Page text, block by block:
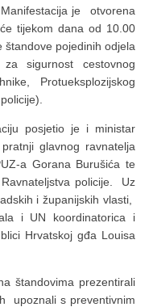
je otvorena
tijekom dana od 10.00
pojedinih odjela
sigurnost cestovnog
Protueksplozijskog
posjetio je i ministar
glavnog ravnatelja
a Gorana Burušića te
policije. Uz
i županijskih vlasti,
i UN koordinatorica i
Hrvatskoj gđa Louisa
štandovima prezentirali
upoznali s preventivnim